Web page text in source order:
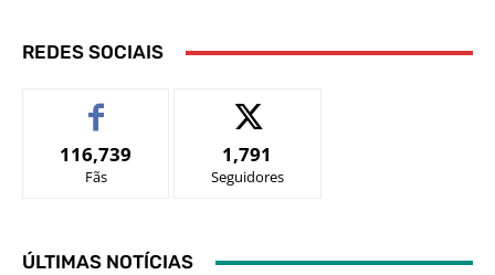
REDES SOCIAIS
116,739
Fãs
1,791
Seguidores
ÚLTIMAS NOTÍCIAS